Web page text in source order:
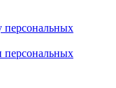
персональных
персональных